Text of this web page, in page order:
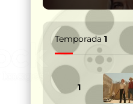
Temporada 1
1